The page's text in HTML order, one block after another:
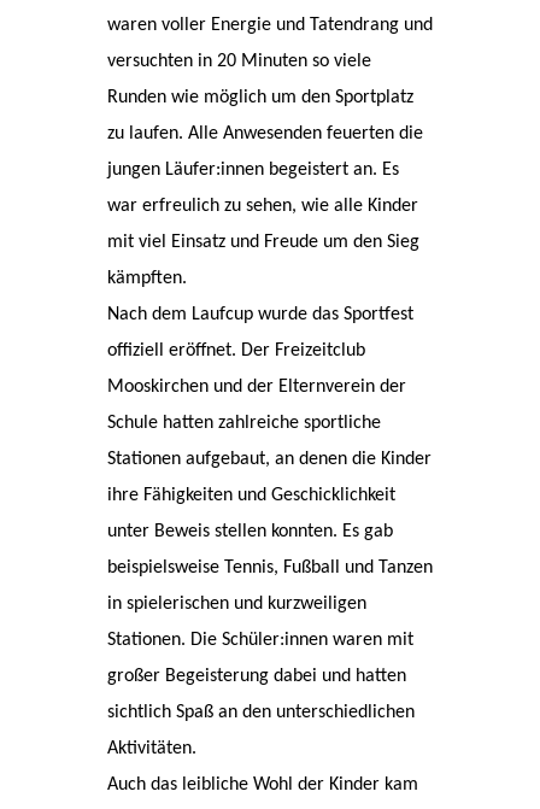
waren voller Energie und Tatendrang und
versuchten in 20 Minuten so viele
Runden wie möglich um den Sportplatz
zu laufen. Alle Anwesenden feuerten die
jungen Läufer:innen begeistert an. Es
war erfreulich zu sehen, wie alle Kinder
mit viel Einsatz und Freude um den Sieg
kämpften.
Nach dem Laufcup wurde das Sportfest
offiziell eröffnet. Der Freizeitclub
Mooskirchen und der Elternverein der
Schule hatten zahlreiche sportliche
Stationen aufgebaut, an denen die Kinder
ihre Fähigkeiten und Geschicklichkeit
unter Beweis stellen konnten. Es gab
beispielsweise Tennis, Fußball und Tanzen
in spielerischen und kurzweiligen
Stationen. Die Schüler:innen waren mit
großer Begeisterung dabei und hatten
sichtlich Spaß an den unterschiedlichen
Aktivitäten.
Auch das leibliche Wohl der Kinder kam